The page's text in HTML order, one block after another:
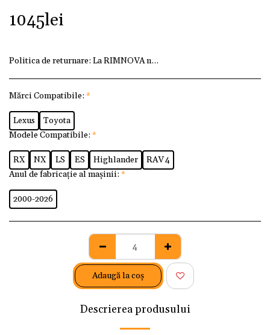
1045lei
Politica de returnare: La RIMNOVA ne dorim ca fiecare
Mărci Compatibile: *
Lexus
Toyota
Modele Compatibile: *
RX NX LS ES Highlander
RAV 4
Anul de fabricație al mașinii: *
2000-2026
Adaugă la coş
Descrierea produsului